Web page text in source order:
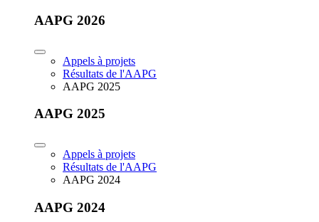
AAPG 2026
Appels à projets
Résultats de l'AAPG
AAPG 2025
AAPG 2025
Appels à projets
Résultats de l'AAPG
AAPG 2024
AAPG 2024